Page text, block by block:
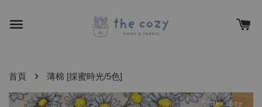
首頁 › 薄棉 [採蜜時光/5色]